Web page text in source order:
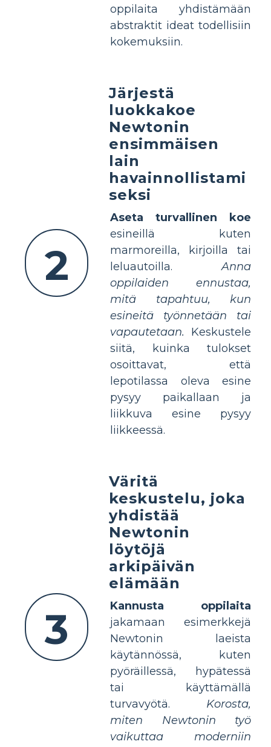
oppilaita yhdistämään
abstraktit ideat todellisiin
kokemuksiin.
2
Järjestä
luokkakoe
Newtonin
ensimmäisen
lain
havainnollistami
seksi
Aseta turvallinen koe
esineillä kuten
marmoreilla, kirjoilla tai
leluautoilla.Anna
oppilaiden ennustaa,
mitä tapahtuu, kun
esineitä työnnetään tai
vapautetaan. Keskustele
siitä, kuinka tulokset
osoittavat, että
lepotilassa oleva esine
pysyy paikallaan ja
liikkuva esine pysyy
liikkeessä.
3
Väritä
keskustelu, joka
yhdistää
Newtonin
löytöjä
arkipäivän
elämään
Kannusta oppilaita
jakamaan esimerkkejä
Newtonin laeista
käytännössä, kuten
pyöräillessä, hypätessä
tai käyttämällä
turvavyötä. Korosta,
miten Newtonin työ
vaikuttaa moderniin